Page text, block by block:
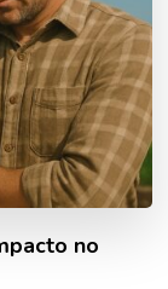
no